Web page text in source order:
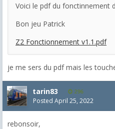
Voici le pdf du fonctinnement
Bon jeu Patrick
Z2 Fonctionnement v1.1.pdf
je me sers du pdf mais les
tarin83 296
Posted April 25, 2022
rebonsoir,